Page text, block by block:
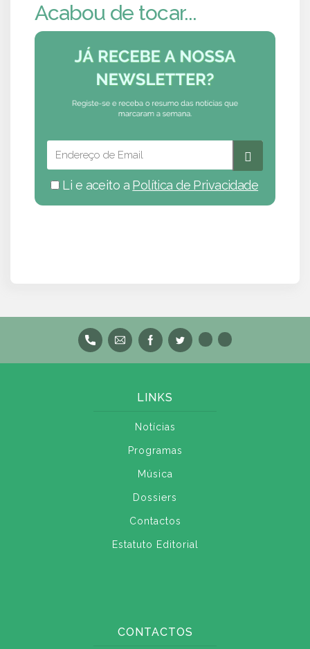
Acabou de tocar...
Li e aceito a Política de Privacidade
LINKS
Notícias
Programas
Música
Dossiers
Contactos
Estatuto Editorial
CONTACTOS